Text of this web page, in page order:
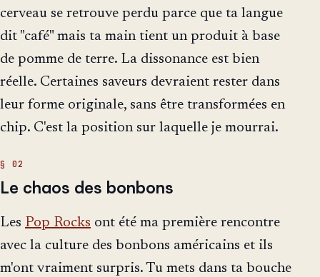
cerveau se retrouve perdu parce que ta langue
dit "café" mais ta main tient un produit à base
de pomme de terre. La dissonance est bien
réelle. Certaines saveurs devraient rester dans
leur forme originale, sans être transformées en
chip. C'est la position sur laquelle je mourrai.
Le chaos des bonbons
Les Pop Rocks ont été ma première rencontre
avec la culture des bonbons américains et ils
m'ont vraiment surpris. Tu mets dans ta bouche